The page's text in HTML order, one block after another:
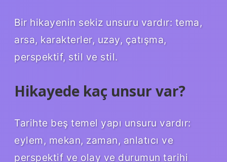
Bir hikayenin sekiz unsuru vardır: tema,
arsa, karakterler, uzay, çatışma,
perspektif, stil ve stil.
Hikayede kaç unsur var?
Tarihte beş temel yapı unsuru vardır:
eylem, mekan, zaman, anlatıcı ve
perspektif ve olay ve durumun tarihi